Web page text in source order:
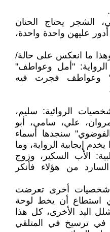
الشجر يحتاج الحنان
عليهن واحدة واحدة،
عواطف" ص6، وهذا ما انعكس على حالة/
"أمل وعواطف"
وعواطف فجرت فيه
الروائية: سليم،
علي، سامي، أبو
سنجدها أسماء
إيجابية الرواية، وما
الأب السكير، وزوج
من هؤلاء فأنكر
شخصيات أخرى تعرضت
استطاع أن يخط لوحة
اليد الأخرى، كل هذا
في ترسيخ في المتلقي